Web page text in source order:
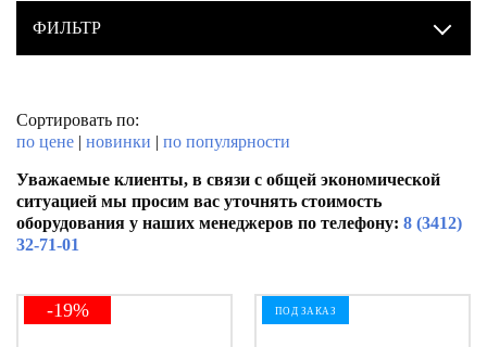
ФИЛЬТР
Сортировать по:
по цене | новинки | по популярности
Уважаемые клиенты, в связи с общей экономической
ситуацией мы просим вас уточнять стоимость
оборудования у наших менеджеров по телефону: 8 (3412)
32-71-01
-19% ПОД ЗАКАЗ